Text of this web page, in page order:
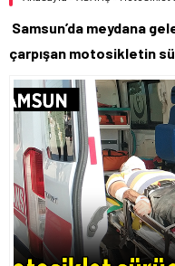
Samsun’da meydana
çarpışan motosikletin